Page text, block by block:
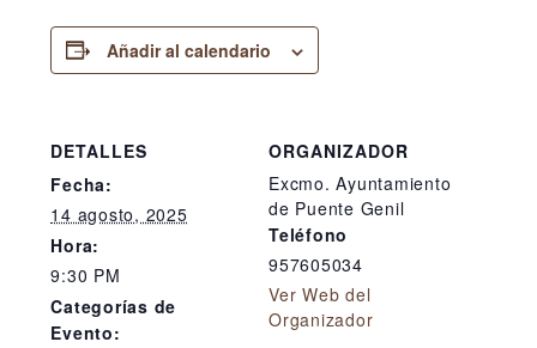
Añadir al calendario
DETALLES
Fecha:
14 agosto, 2025
Hora:
9:30 PM
Categorías de
Evento:
ORGANIZADOR
Excmo. Ayuntamiento
de Puente Genil
Teléfono
957605034
Ver Web del
Organizador